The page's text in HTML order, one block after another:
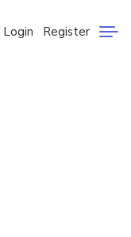
Login Register